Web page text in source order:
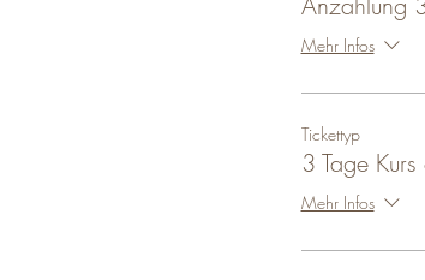
Mehr Infos
Tickettyp
3 Tage
Mehr Infos